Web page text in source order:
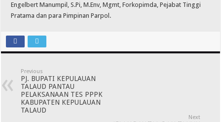
Engelbert Manumpil, S.Pi, M.Env, Mgmt, Forkopimda, Pejabat Tinggi
Pratama dan para Pimpinan Parpol.
Previous
PJ. BUPATI KEPULAUAN
TALAUD PANTAU
PELAKSANAAN TES PPPK
KABUPATEN KEPULAUAN
TALAUD
Next